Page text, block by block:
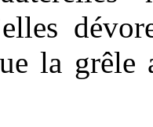
la grêle